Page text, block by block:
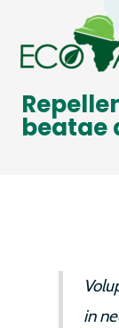
content
beatae
in